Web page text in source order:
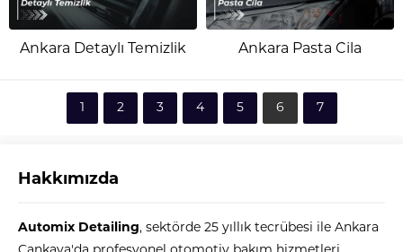
Ankara Detaylı Temizlik Ankara Pasta Cila
1 2 3 4 5 6 7
Hakkımızda
Automix Detailing, sektörde 25 yıllık tecrübesi ile Ankara
Automix